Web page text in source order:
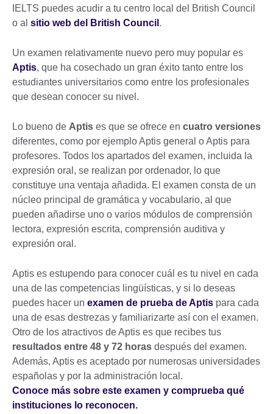
IELTS puedes acudir a tu centro local del British Council
o al sitio web del British Council .
Un examen relativamente nuevo pero muy popular es
Aptis, que ha cosechado un gran éxito tanto entre los
estudiantes universitarios como entre los profesionales
que desean conocer su nivel.
Lo bueno de Aptis es que se ofrece en cuatro versiones
diferentes, como por ejemplo Aptis general o Aptis para
profesores. Todos los apartados del examen, incluida la
expresión oral, se realizan por ordenador, lo que
constituye una ventaja añadida. El examen consta de un
núcleo principal de gramática y vocabulario, al que
pueden añadirse uno o varios módulos de comprensión
lectora, expresión escrita, comprensión auditiva y
expresión oral.
Aptis es estupendo para conocer cuál es tu nivel en cada
una de las competencias lingüísticas, y si lo deseas
puedes hacer un examen de prueba de Aptis para cada
una de esas destrezas y familiarizarte así con el examen.
Otro de los atractivos de Aptis es que recibes tus
resultados entre 48 y 72 horas después del examen.
Además, Aptis es aceptado por numerosas universidades
españolas y por la administración local.
Conoce más sobre este examen y comprueba qué
instituciones lo reconocen.